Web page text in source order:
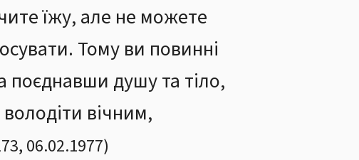
їжу, але не можете
Тому ви повинні
поєднавши душу та тіло,
вічним,
, 06.02.1977)